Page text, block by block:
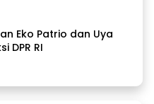
Eko Patrio dan Uya
DPR RI